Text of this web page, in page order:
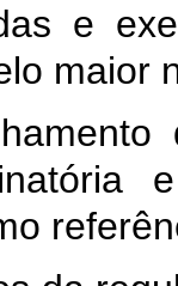
e
maior